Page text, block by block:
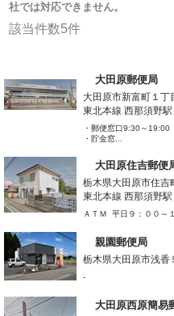
社では対応できません。
該当件数5件
大田原郵便局
大田原市新富町１丁
東北本線 西那須野駅
・郵便窓口9:30～19:00
・貯金窓...
大田原住吉郵便
栃木県大田原市住吉
東北本線 西那須野駅
ＡＴＭ 平日９：００～
親園郵便局
栃木県大田原市浅香
-
大田原西原簡易